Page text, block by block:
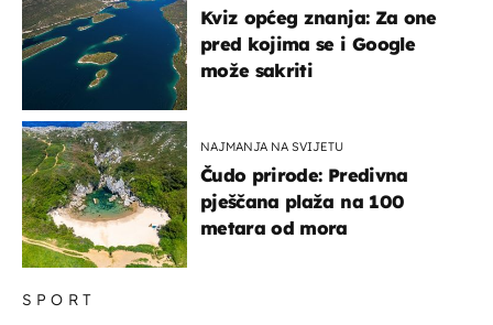
SPORT
Kviz općeg znanja: Za one
pred kojima se i Google
može sakriti
NAJMANJA NA SVIJETU
Čudo prirode: Predivna
pješčana plaža na 100
metara od mora